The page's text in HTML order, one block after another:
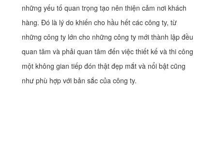
những yếu tố quan trọng tạo nên thiện cảm nơi khách
hàng. Đó là lý do khiến cho hầu hết các công ty, từ
những công ty lớn cho những công ty mới thành lập đều
quan tâm và phải quan tâm đến việc thiết kế và thi công
một không gian tiếp đón thật đẹp mắt và nổi bật cũng
như phù hợp với bản sắc của công ty.